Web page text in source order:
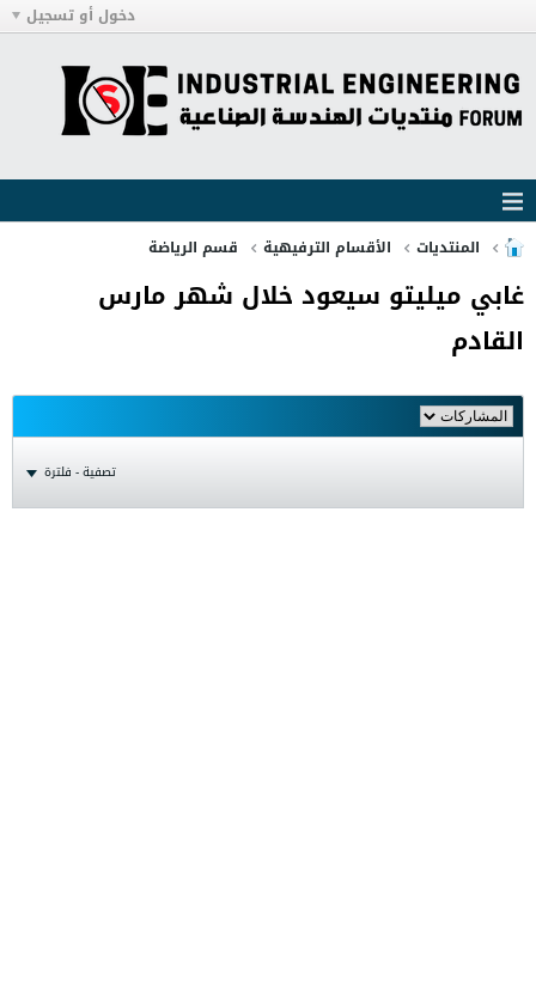
دخول أو تسجيل
المنتديات الأقسام الترفيهية قسم الرياضة
غابي ميليتو سيعود خلال شهر مارس
القادم
تصفية - فلترة